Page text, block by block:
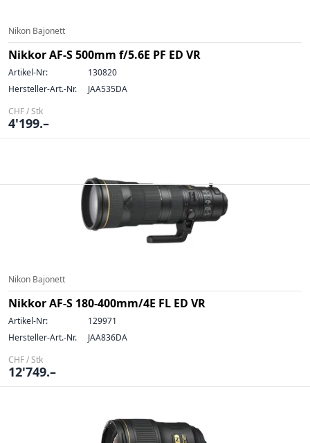
Nikon Bajonett
Nikkor AF-S 500mm f/5.6E PF ED VR
Artikel-Nr:
130820
Hersteller-Art.-Nr.
JAA535DA
CHF / Stk
4'199.–
Nikon Bajonett
Nikkor AF-S 180-400mm/4E FL ED VR
Artikel-Nr:
129971
Hersteller-Art.-Nr.
JAA836DA
CHF / Stk
12'749.–